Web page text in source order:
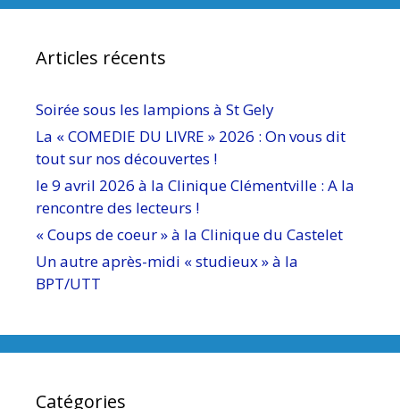
Articles récents
Soirée sous les lampions à St Gely
La « COMEDIE DU LIVRE » 2026 : On vous dit
tout sur nos découvertes !
le 9 avril 2026 à la Clinique Clémentville : A la
rencontre des lecteurs !
« Coups de coeur » à la Clinique du Castelet
Un autre après-midi « studieux » à la
BPT/UTT
Catégories